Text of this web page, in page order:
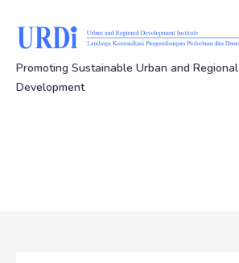
Promoting Sustainable Urban and Regional
Development